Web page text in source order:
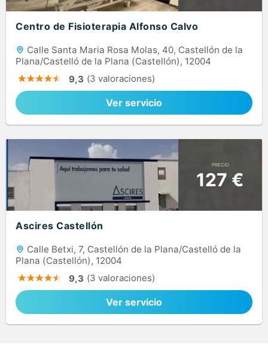
Centro de Fisioterapia Alfonso Calvo
Calle Santa Maria Rosa Molas, 40, Castellón de la
Plana/Castelló de la Plana (Castellón), 12004
9,3 (3 valoraciones)
Ver servicio
PRECIO
127 €
Ascires Castellón
Calle Betxi, 7, Castellón de la Plana/Castelló de la
Plana (Castellón), 12004
9,3 (3 valoraciones)
Ver servicio